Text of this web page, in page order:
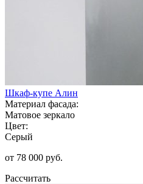
Шкаф-купе Алин
Материал фасада:
Матовое зеркало
Цвет:
Серый
от 78 000 руб.
Рассчитать